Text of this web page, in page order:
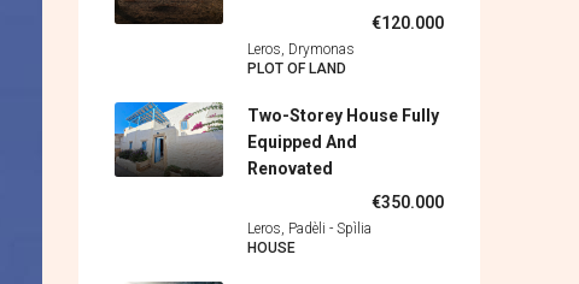
€120.000
Leros, Drymonas
PLOT OF LAND
Two-Storey House Fully
Equipped And
Renovated
€350.000
Leros, Padèli - Spìlia
HOUSE